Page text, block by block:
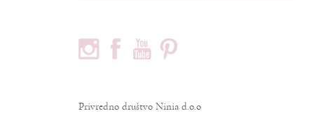
Privredno društvo Ninia d.o.o